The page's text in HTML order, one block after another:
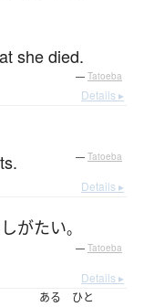
she died.
— Tatoeba
Details ▸
— Tatoeba
Details ▸
しがたい。
— Tatoeba
Details ▸
ある ひと